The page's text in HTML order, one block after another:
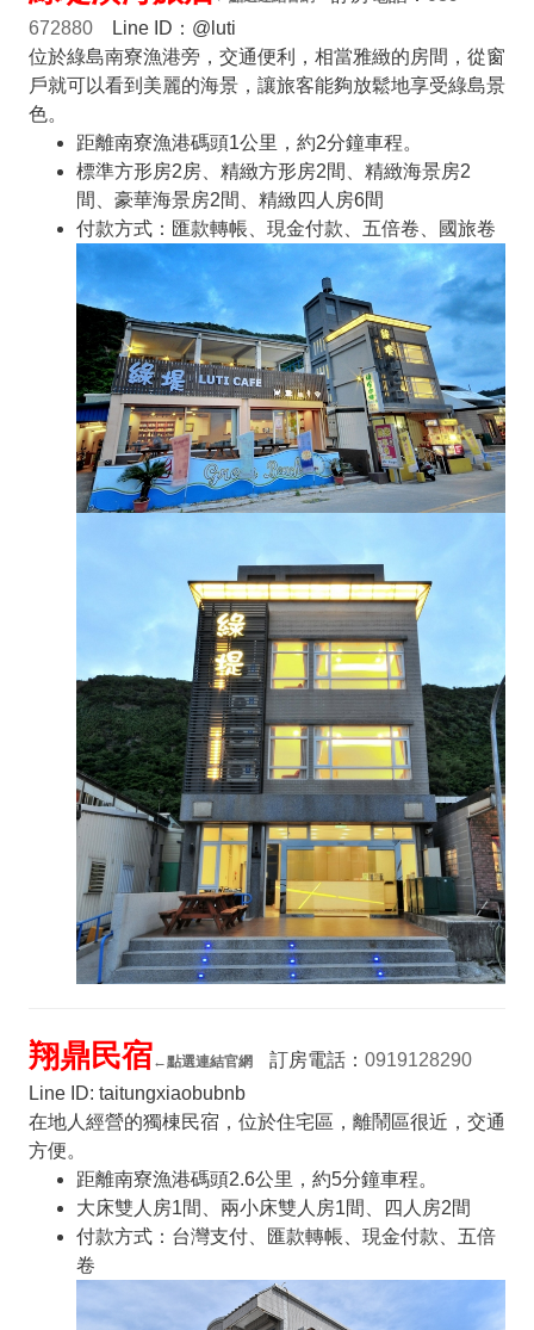
672880Line ID：@luti
位於綠島南寮漁港旁，交通便利，相當雅緻的房間，從窗
戶就可以看到美麗的海景，讓旅客能夠放鬆地享受綠島景
色。
距離南寮漁港碼頭1公里，約2分鐘車程。
標準方形房2房、精緻方形房2間、精緻海景房2
間、豪華海景房2間、精緻四人房6間
付款方式：匯款轉帳、現金付款、五倍卷、國旅卷
翔鼎民宿←點選連結官網 訂房電話： 0919128290
Line ID: taitungxiaobubnb
在地人經營的獨棟民宿，位於住宅區，離鬧區很近，交通
方便。
距離南寮漁港碼頭2.6公里，約5分鐘車程。
大床雙人房1間、兩小床雙人房1間、四人房2間
付款方式：台灣支付、匯款轉帳、現金付款、五倍
卷